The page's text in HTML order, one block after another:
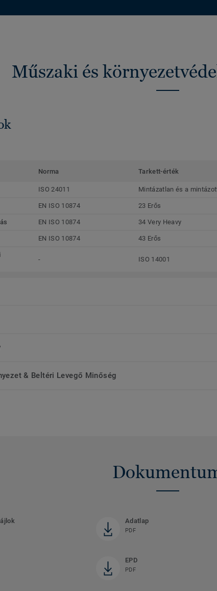
Műszaki és
Norma Tarkett-érték
ISO 24011 Mintázatlan és a
EN ISO 10874 23 Erős
EN ISO 10874 34 Very Heavy
EN ISO 10874 43 Erős
- ISO 14001
& Beltéri Levegő Minőség
Adatlap
PDF
EPD
PDF